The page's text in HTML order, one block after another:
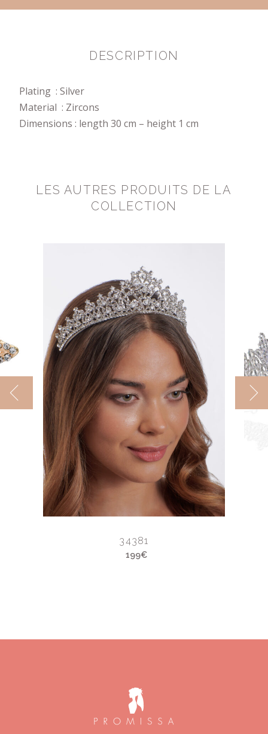
DESCRIPTION
Plating : Silver
Material : Zircons
Dimensions : length 30 cm – height 1 cm
LES AUTRES PRODUITS DE LA
COLLECTION
34381
199€